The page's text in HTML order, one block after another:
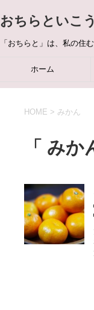
おちらといこう
「おちらと」は、私の住
ホーム
HOME > みかん
「 み